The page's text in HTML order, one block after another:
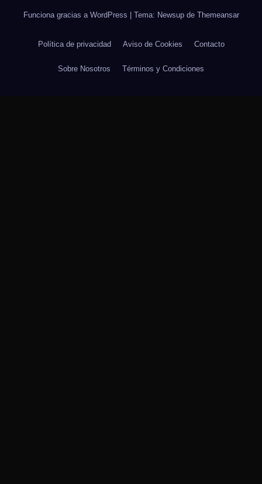
Funciona gracias a WordPress | Tema: Newsup de Themeansar
Política de privacidad Aviso de Cookies Contacto
Sobre Nosotros Términos y Condiciones